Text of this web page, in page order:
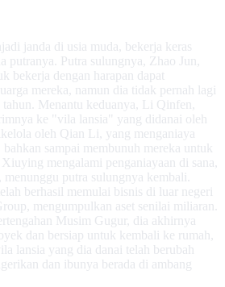
janda di usia muda, bekerja keras
putranya. Putra sulungnya, Zhao Jun,
bekerja dengan harapan dapat
mereka, namun dia tidak pernah lagi
Menantu keduanya, Li Qinfen,
ke "vila lansia" yang didanai oleh
oleh Qian Li, yang menganiaya
sampai membunuh mereka untuk
mengalami penganiayaan di sana,
menunggu putra sulungnya kembali.
berhasil memulai bisnis di luar negeri
mengumpulkan aset senilai miliaran.
Musim Gugur, dia akhirnya
dan bersiap untuk kembali ke rumah,
lansia yang dia danai telah berubah
dan ibunya berada di ambang